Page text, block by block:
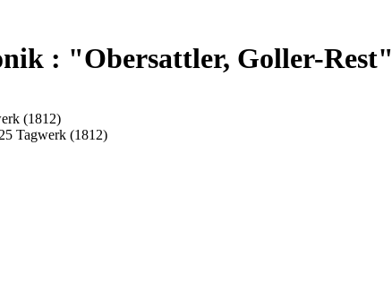
: "Obersattler, Goller-Rest"
(1812)
Tagwerk (1812)